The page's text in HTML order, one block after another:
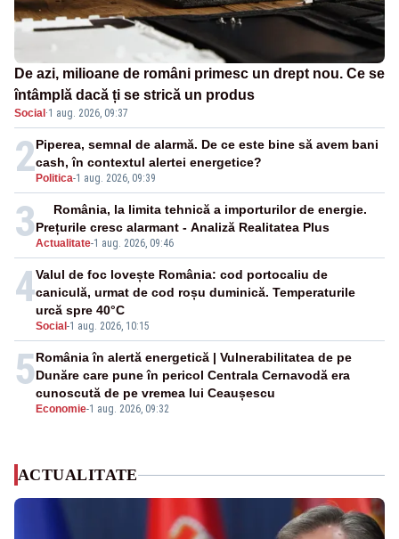
De azi, milioane de români primesc un drept nou. Ce se
întâmplă dacă ți se strică un produs
Social ·1 aug. 2026, 09:37
2 Politica-1 aug. 2026, 09:39
Piperea, semnal de alarmă. De ce este bine să avem bani
cash, în contextul alertei energetice?
3Actualitate-1 aug. 2026, 09:46
România, la limita tehnică a importurilor de energie.
Prețurile cresc alarmant - Analiză Realitatea Plus
4
Social -1 aug. 2026, 10:15
Valul de foc lovește România: cod portocaliu de
caniculă, urmat de cod roșu duminică. Temperaturile
urcă spre 40°C
5
Economie-1 aug. 2026, 09:32
România în alertă energetică | Vulnerabilitatea de pe
Dunăre care pune în pericol Centrala Cernavodă era
cunoscută de pe vremea lui Ceaușescu
ACTUALITATE